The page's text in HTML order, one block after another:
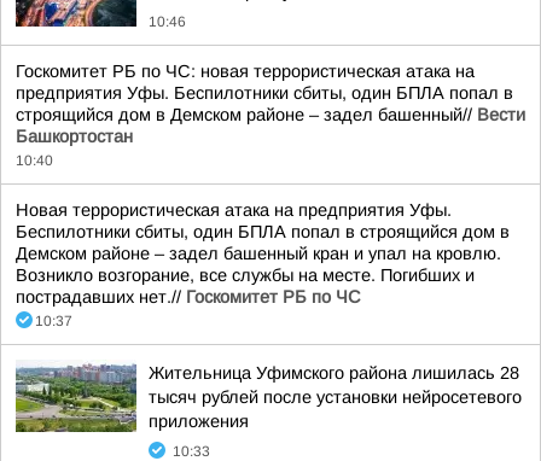
10:46
Госкомитет РБ по ЧС: новая террористическая атака на
предприятия Уфы. Беспилотники сбиты, один БПЛА попал в
строящийся дом в Демском районе – задел башенный// Вести
Башкортостан
10:40
Новая террористическая атака на предприятия Уфы.
Беспилотники сбиты, один БПЛА попал в строящийся дом в
Демском районе – задел башенный кран и упал на кровлю.
Возникло возгорание, все службы на месте. Погибших и
пострадавших нет.// Госкомитет РБ по ЧС
10:37
Жительница Уфимского района лишилась 28
тысяч рублей после установки нейросетевого
приложения
10:33